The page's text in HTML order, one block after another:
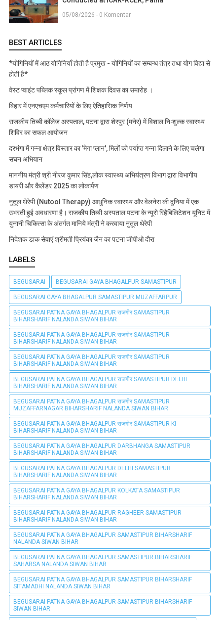
05/08/2026 - 0 Komentar
BEST ARTICLES
*योगिनियों में आठ योगिनियाँ होती है प्रमुख - योगिनियों का सम्बन्ध तंत्र तथा योग विद्या से
होती है*
वेस्ट प्वाइंट पब्लिक स्कूल प्रांगण में शिक्षक दिवस का समारोह ।
बिहार में एनएचएम कर्मचारियों के लिए ऐतिहासिक निर्णय
राजकीय तिब्बी कॉलेज अस्पताल, पटना द्वारा शेरपुर (मनेर) में विशाल निःशुल्क स्वास्थ्य
शिविर का सफल आयोजन
दरभंगा में गन्ना क्षेत्र विस्तार का 'मेगा प्लान', मिलों को पर्याप्त गन्ना दिलाने के लिए चलेगा
सघन अभियान
माननीय मंत्री श्री नीरज कुमार सिंह,लोक स्वास्थ्य अभियंत्रण विभाग द्वारा विभागीय
डायरी और कैलेंडर 2025 का लोकार्पण
नुतूल थेरेपी (Nutool Therapy) आधुनिक स्वास्थ्य और वेलनेस की दुनिया में एक
उभरती हुई अवधारणा है। राजकीय तिब्बी अस्पताल पटना के न्यूरो रिहैबिलिटेशन यूनिट में
युनानी चिकित्सा के अंतर्गत मानिये मंत्री ने करवाया नुतूल थेरेपी
निदेशक डाक सेवाएं श्रीमती प्रियंका जैन का पटना जीपीओ दौरा
LABELS
BEGUSARAI BEGUSARAI GAYA BHAGALPUR SAMASTIPUR
BEGUSARAI GAYA BHAGALPUR SAMASTIPUR MUZAFFARPUR
BEGUSARAI PATNA GAYA BHAGALPUR राजगीर SAMASTIPUR
BIHARSHARIF NALANDA SIWAN BIHAR
BEGUSARAI PATNA GAYA BHAGALPUR राजगीर SAMASTIPUR
BIHARSHARIF NALANDA SIWAN BIHAR
BEGUSARAI PATNA GAYA BHAGALPUR राजगीर SAMASTIPUR
BIHARSHARIF NALANDA SIWAN BIHAR
BEGUSARAI PATNA GAYA BHAGALPUR राजगीर SAMASTIPUR DELHI
BIHARSHARIF NALANDA SIWAN BIHAR
BEGUSARAI PATNA GAYA BHAGALPUR राजगीर SAMASTIPUR
MUZAFFARNAGAR BIHARSHARIF NALANDA SIWAN BIHAR
BEGUSARAI PATNA GAYA BHAGALPUR राजगीर SAMASTIPUR KI
BIHARSHARIF NALANDA SIWAN BIHAR
BEGUSARAI PATNA GAYA BHAGALPUR DARBHANGA SAMASTIPUR
BIHARSHARIF NALANDA SIWAN BIHAR
BEGUSARAI PATNA GAYA BHAGALPUR DELHI SAMASTIPUR
BIHARSHARIF NALANDA SIWAN BIHAR
BEGUSARAI PATNA GAYA BHAGALPUR KOLKATA SAMASTIPUR
BIHARSHARIF NALANDA SIWAN BIHAR
BEGUSARAI PATNA GAYA BHAGALPUR RAGHEER SAMASTIPUR
BIHARSHARIF NALANDA SIWAN BIHAR
BEGUSARAI PATNA GAYA BHAGALPUR SAMASTIPUR BIHARSHARIF
NALANDA SIWAN BIHAR
BEGUSARAI PATNA GAYA BHAGALPUR SAMASTIPUR BIHARSHARIF
SAHARSA NALANDA SIWAN BIHAR
BEGUSARAI PATNA GAYA BHAGALPUR SAMASTIPUR BIHARSHARIF
SITAMADHI NALANDA SIWAN BIHAR
BEGUSARAI PATNA GAYA BHAGALPUR SAMASTIPUR BIHARSHARIF
SIWAN BIHAR